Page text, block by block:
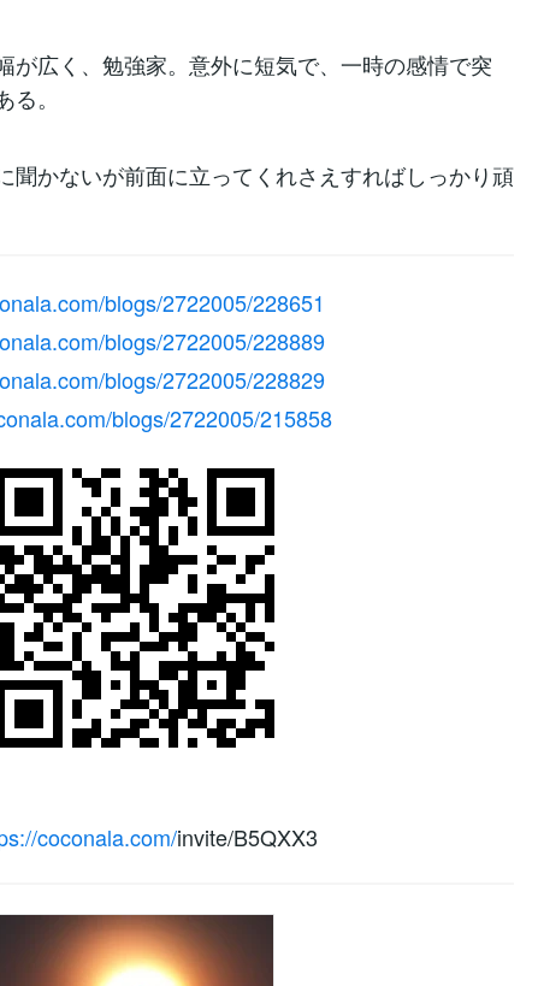
が広く、勉強家。意外に短気で、一時の感情で突
。
聞かないが前面に立ってくれさえすればしっかり頑
blogs/2722005/228651
blogs/2722005/228889
blogs/2722005/228829
blogs/2722005/215858
coconala.com/invite/B5QXX3